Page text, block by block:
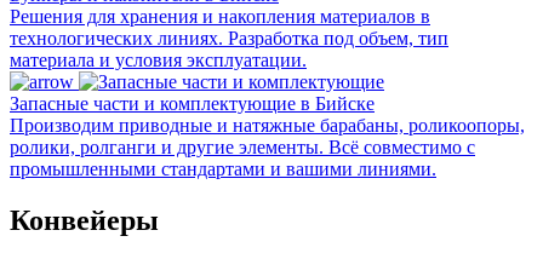
Решения для хранения и накопления материалов в
технологических линиях. Разработка под объем, тип
материала и условия эксплуатации.
Запасные части и комплектующие в Бийске
Производим приводные и натяжные барабаны, роликоопоры,
ролики, ролганги и другие элементы. Всё совместимо с
промышленными стандартами и вашими линиями.
Конвейеры